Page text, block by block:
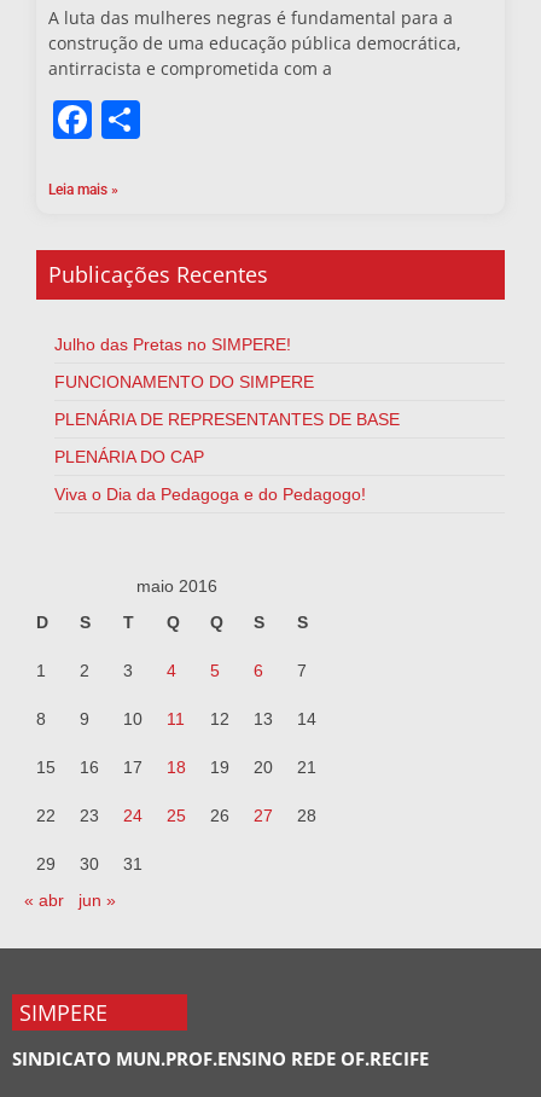
A luta das mulheres negras é fundamental para a
construção de uma educação pública democrática,
antirracista e comprometida com a
Facebook
Leia mais »
Publicações Recentes
Julho das Pretas no SIMPERE!
FUNCIONAMENTO DO SIMPERE
PLENÁRIA DE REPRESENTANTES DE BASE
PLENÁRIA DO CAP
Viva o Dia da Pedagoga e do Pedagogo!
maio 2016
D
S T Q Q S S
1 2 3 4 5 6 7
8 9 10 11 12 13 14
15 16 17 18 19 20 21
22 23 24 25 26 27 28
29 30
31
« abr
jun »
SIMPERE
SINDICATO MUN.PROF.ENSINO REDE OF.RECIFE